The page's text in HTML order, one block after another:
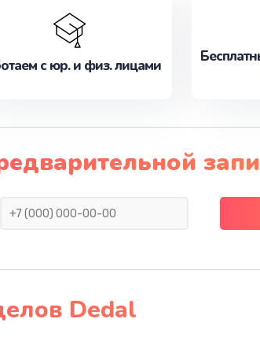
с юр. и физ. лицами
Dedal